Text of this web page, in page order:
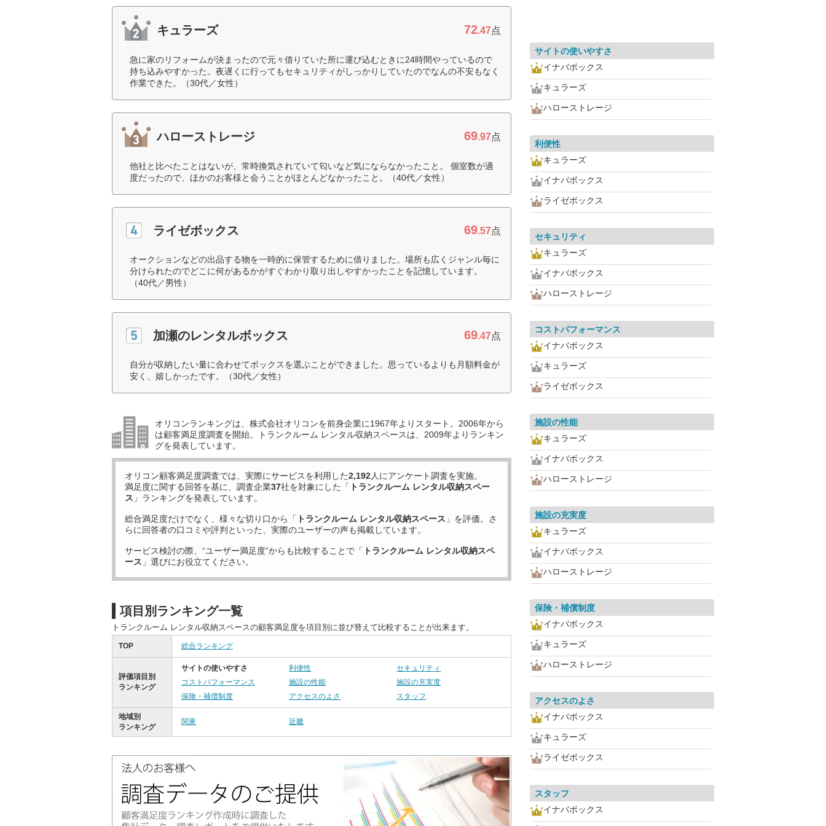
キュラーズ 72.47点
急に家のリフォームが決まったので元々借りていた所に運び込むときに24時間やっているので
持ち込みやすかった。夜遅くに行ってもセキュリティがしっかりしていたのでなんの不安もなく
作業できた。（30代／女性）
ハローストレージ 69.97点
他社と比べたことはないが、常時換気されていて匂いなど気にならなかったこと。 個室数が適
度だったので、ほかのお客様と会うことがほとんどなかったこと。（40代／女性）
ライゼボックス 69.57点
オークションなどの出品する物を一時的に保管するために借りました。場所も広くジャンル毎に
分けられたのでどこに何があるかがすぐわかり取り出しやすかったことを記憶しています。
（40代／男性）
加瀬のレンタルボックス 69.47点
自分が収納したい量に合わせてボックスを選ぶことができました。思っているよりも月額料金が
安く、嬉しかったです。（30代／女性）
オリコンランキングは、株式会社オリコンを前身企業に1967年よりスタート。2006年から
は顧客満足度調査を開始。トランクルーム レンタル収納スペースは、2009年よりランキン
グを発表しています。
オリコン顧客満足度調査では、実際にサービスを利用した2,192人にアンケート調査を実施。
満足度に関する回答を基に、調査企業37社を対象にした「 トランクルーム レンタル収納スペー
ス 」ランキングを発表しています。
総合満足度だけでなく、様々な切り口から「 トランクルーム レンタル収納スペース 」を評価。さ
らに回答者の口コミや評判といった、実際のユーザーの声も掲載しています。
サービス検討の際、“ユーザー満足度”からも比較することで「 トランクルーム レンタル収納スペ
ース 」選びにお役立てください。
項目別ランキング一覧
トランクルーム レンタル収納スペースの顧客満足度を項目別に並び替えて比較することが出来ます。
TOP 総合ランキング
評価項目別
ランキング
サイトの使いやすさ 利便性
セキュリティ
コストパフォーマンス
施設の性能
施設の充実度
保険・補償制度
アクセスのよさ スタッフ
地域別
ランキング
関東 近畿
サイトの使いやすさ
イナバボックス
キュラーズ
ハローストレージ
利便性
キュラーズ
イナバボックス
ライゼボックス
セキュリティ
キュラーズ
イナバボックス
ハローストレージ
コストパフォーマンス
イナバボックス
キュラーズ
ライゼボックス
施設の性能
キュラーズ
イナバボックス
ハローストレージ
施設の充実度
キュラーズ
イナバボックス
ハローストレージ
保険・補償制度
イナバボックス
キュラーズ
ハローストレージ
アクセスのよさ
イナバボックス
キュラーズ
ライゼボックス
スタッフ
イナバボックス